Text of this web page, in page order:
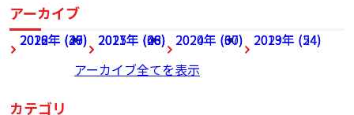
アーカイブ
2026年 (27) 2025年 (68) 2024年 (60) 2023年 (54)
2022年 (49) 2021年 (46) 2020年 (37) 2019年 (24)
2018年 (36)
2017年 (28)
アーカイブ全てを表示
カテゴリ